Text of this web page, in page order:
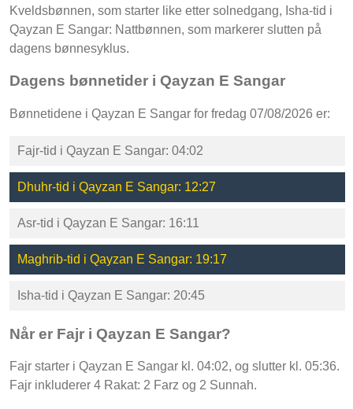
Kveldsbønnen, som starter like etter solnedgang, Isha-tid i
Qayzan E Sangar: Nattbønnen, som markerer slutten på
dagens bønnesyklus.
Dagens bønnetider i Qayzan E Sangar
Bønnetidene i Qayzan E Sangar for fredag 07/08/2026 er:
Fajr-tid i Qayzan E Sangar: 04:02
Dhuhr-tid i Qayzan E Sangar: 12:27
Asr-tid i Qayzan E Sangar: 16:11
Maghrib-tid i Qayzan E Sangar: 19:17
Isha-tid i Qayzan E Sangar: 20:45
Når er Fajr i Qayzan E Sangar?
Fajr starter i Qayzan E Sangar kl. 04:02, og slutter kl. 05:36.
Fajr inkluderer 4 Rakat: 2 Farz og 2 Sunnah.